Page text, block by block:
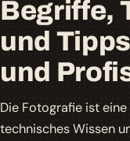
Begriffe,
und
und
Die Fotografie ist
technisches Wissen